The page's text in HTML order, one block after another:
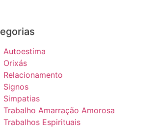
Autoestima
Orixás
Relacionamento
Signos
Simpatias
Trabalho Amarração Amorosa
Trabalhos Espirituais